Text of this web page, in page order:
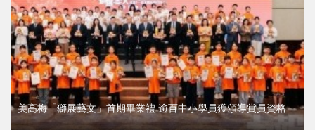
美高梅「獅展藝文」首期畢業禮 逾百中小學員獲頒導賞員資格